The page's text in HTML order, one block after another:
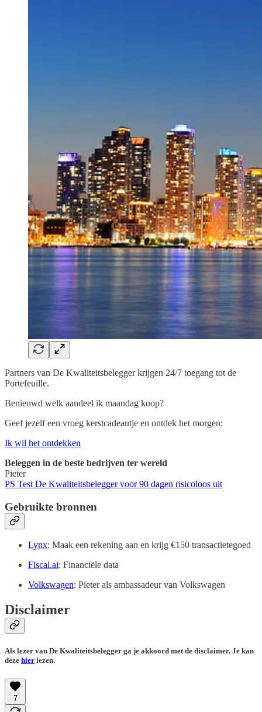
Partners van De Kwaliteitsbelegger krijgen 24/7 toegang tot de
Portefeuille.
Benieuwd welk aandeel ik maandag koop?
Geef jezelf een vroeg kerstcadeautje en ontdek het morgen:
Ik wil het ontdekken
Beleggen in de beste bedrijven ter wereld
Pieter
PS Test De Kwaliteitsbelegger voor 90 dagen risicoloos uit
Gebruikte bronnen
Lynx: Maak een rekening aan en krijg €150 transactietegoed
Fiscal.ai: Financiële data
Volkswagen: Pieter als ambassadeur van Volkswagen
Disclaimer
Als lezer van De Kwaliteitsbelegger ga je akkoord met de disclaimer. Je kan
deze hier lezen.
7